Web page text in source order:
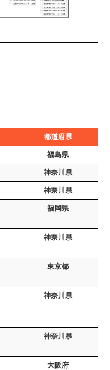
都道府県
福島県
神奈川県
神奈川県
福岡県
神奈川県
東京都
神奈川県
神奈川県
大阪府